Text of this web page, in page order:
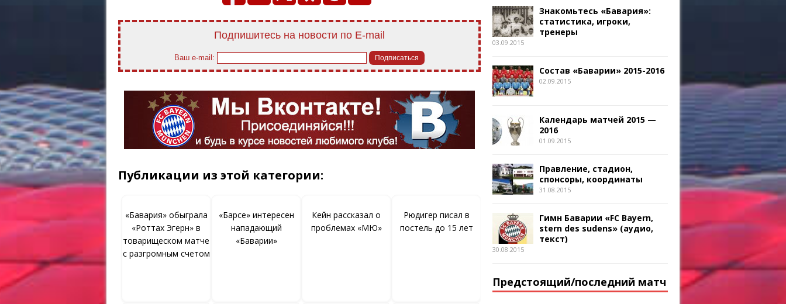
Подпишитесь на новости по E-mail
Ваш e-mail:
Публикации из этой категории:
«Бавария» обыграла
«Роттах Эгерн» в
товарищеском матче
с разгромным счетом
«Барсе» интересен
нападающий
«Баварии»
Кейн рассказал о
проблемах «МЮ»
Рюдигер писал в
постель до 15 лет
Знакомьтесь «Бавария»:
статистика, игроки,
тренеры
03.09.2015
Состав «Баварии» 2015-2016
02.09.2015
Календарь матчей 2015 —
2016
01.09.2015
Правление, стадион,
спонсоры, координаты
31.08.2015
Гимн Баварии «FC Bayern,
stern des sudens» (аудио,
текст)
30.08.2015
Предстоящий/последний матч